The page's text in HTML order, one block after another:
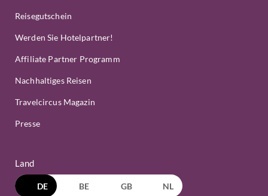
Reisegutschein
Werden Sie Hotelpartner!
Affiliate Partner Programm
Nachhaltiges Reisen
Travelcircus Magazin
Presse
Land
DE BE GB NL